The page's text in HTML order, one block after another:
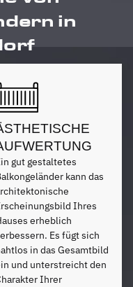
in
gut gestaltetes
kann das
Ihres
erheblich
Es fügt sich
in das Gesamtbild
und unterstreicht den
Ihrer